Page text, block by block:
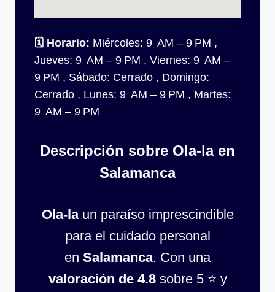
🗓 Horario: Miércoles: 9 AM – 9 PM ,
Jueves: 9 AM – 9 PM , Viernes: 9 AM –
9 PM , Sábado: Cerrado , Domingo:
Cerrado , Lunes: 9 AM – 9 PM , Martes:
9 AM – 9 PM
Descripción sobre Ola-la en
Salamanca
Ola-laun paraíso imprescindible
para el cuidado personal
en Salamanca. Con una
valoración de 4.8sobre 5 ⭐ y